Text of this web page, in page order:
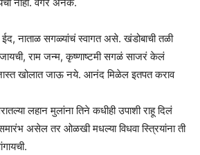
ईद, नाताळ सगळ्यांचं स्वागत असे. खंडोबाची तळी
राम जन्म, कृष्णाष्टमी सगळं साजरं केलं
खोलात जाऊ नये. आनंद मिळेल इतपत कराव
लहान मुलांना तिने कधीही उपाशी राहू दिलं
असेल तर ओळखी मधल्या विधवा स्त्रियांना ती